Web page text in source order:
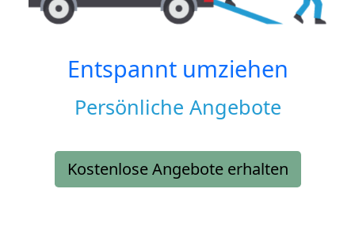
Entspannt umziehen
Persönliche Angebote
Kostenlose Angebote erhalten